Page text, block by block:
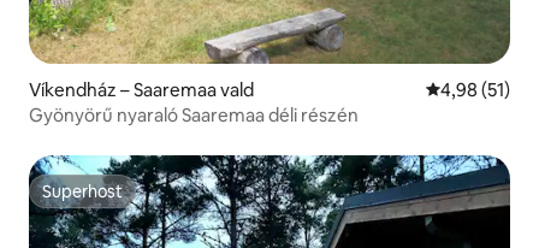
Víkendház – Saaremaa vald Átlagos
4,98 (51)
Gyönyörű nyaraló Saaremaa déli részén
Superhost
Superhost